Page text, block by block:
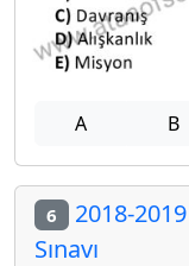
A B
6 2018-
Sınavı